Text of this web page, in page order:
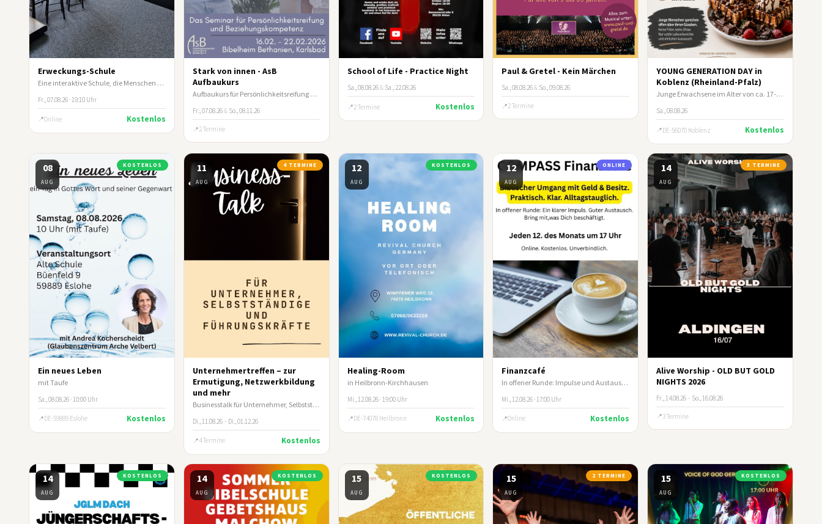
Erweckungs-Schule
Eine interaktive Schule, die Menschen befähigt, aus ihrer Identität in Christus zu leben.
Fr., 07.08.26 · 19:10 Uhr
Online Kostenlos
Stark von innen - AsB
Aufbaukurs
Aufbaukurs für Persönlichkeitsreifung und Beziehungskompetenz
Fr., 07.08.26&So., 08.11.26
2 Termine
School of Life - Practice Night
Sa., 08.08.26&Sa., 22.08.26
2 Termine Kostenlos
Paul & Gretel - Kein Märchen
Sa., 08.08.26& So., 09.08.26
2 Termine
YOUNG GENERATION DAY in
Koblenz (Rheinland-Pfalz)
Junge Erwachsene im Alter von ca. 17-35 Jahre
Sa., 08.08.26
DE-56070 Koblenz Kostenlos
08
AUG
KOSTENLOS
Ein neues Leben
mit Taufe
Sa., 08.08.26 · 10:00 Uhr
DE-59889 Eslohe Kostenlos
11
AUG
4 TERMINE
Unternehmertreffen – zur
Ermutigung, Netzwerkbildung
und mehr
Businesstalk für Unternehmer, Selbstständige und leitende Führungskräfte
Di., 11.08.26 –Di., 01.12.26
4 Termine Kostenlos
12
AUG
KOSTENLOS
Healing-Room
in Heilbronn-Kirchhausen
Mi., 12.08.26 · 19:00 Uhr
DE-74078 Heilbronn Kostenlos
12
AUG
ONLINE
Finanzcafé
In offener Runde: Impulse und Austausch zum biblischen Umgang mit Geld und Besitz
Mi., 12.08.26 · 17:00 Uhr
Online Kostenlos
14
AUG
3 TERMINE
Alive Worship - OLD BUT GOLD
NIGHTS 2026
Fr., 14.08.26 – So., 16.08.26
3 Termine
14
AUG
KOSTENLOS 14
AUG
KOSTENLOS 15
AUG
KOSTENLOS 15
AUG
2 TERMINE 15
AUG
KOSTENLOS